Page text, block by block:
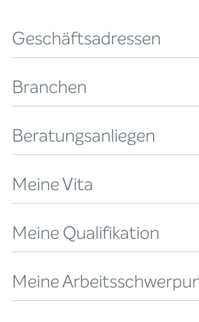
Geschäftsadressen
Branchen
Beratungsanliegen
Meine Vita
Meine Qualifikation
Meine